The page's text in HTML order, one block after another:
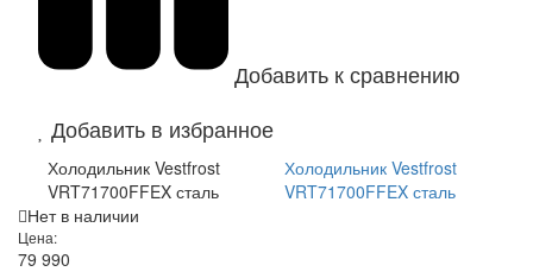
Добавить к сравнению
Добавить в избранное
Холодильник Vestfrost
VRT71700FFEX сталь
Холодильник Vestfrost
VRT71700FFEX сталь
Нет в наличии
Цена:
79 990